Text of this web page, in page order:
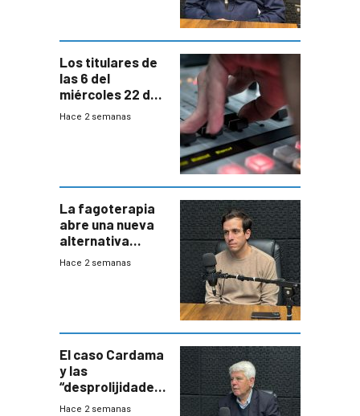
Los titulares de
las 6 del
miércoles 22 de
julio de 2026
Hace 2 semanas
La fagoterapia
abre una nueva
alternativa
contra bacterias
innovadora
Hace 2 semanas
El caso Cardama
y las
“desprolijidades”
que la
Hace 2 semanas